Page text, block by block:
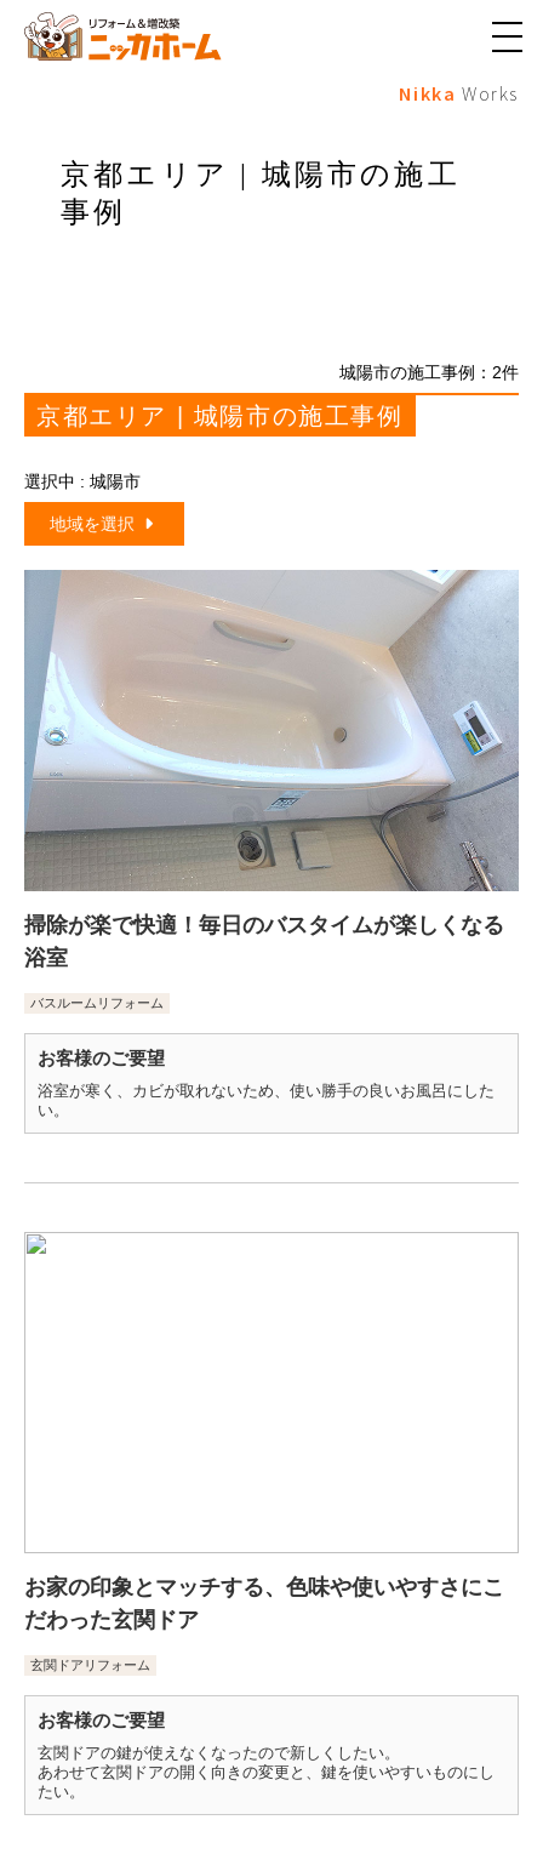
メ
ュ
Nikka Works
京都エリア | 城陽市の施工
事例
城陽市の施工事例： 2件
京都エリア | 城陽市の施工事例
選択中 : 城陽市
地域を選択
掃除が楽で快適！毎日のバスタイムが楽しくなる
浴室
バスルームリフォーム
お客様のご要望
浴室が寒く、カビが取れないため、使い勝手の良いお風呂にした
い。
お家の印象とマッチする、色味や使いやすさにこ
だわった玄関ドア
玄関ドアリフォーム
お客様のご要望
玄関ドアの鍵が使えなくなったので新しくしたい。
あわせて玄関ドアの開く向きの変更と、鍵を使いやすいものにし
たい。